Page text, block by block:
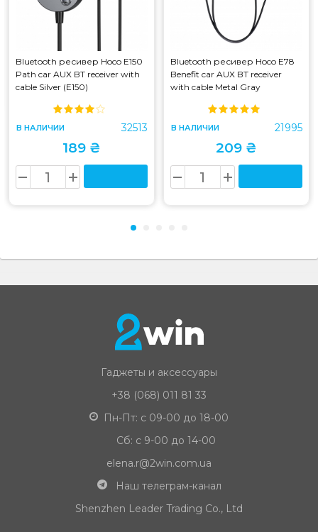
Bluetooth ресивер Hoco E150
Path car AUX BT receiver with
cable Silver (E150)
В НАЛИЧИИ 32513
189 ₴
Bluetooth ресивер Hoco E78
Benefit car AUX BT receiver
with cable Metal Gray
В НАЛИЧИИ 21995
209 ₴
Гаджеты и аксессуары
+38 (068) 011 81 33
Пн-Пт: с 09-00 до 18-00
Сб: с 9-00 до 14-00
elena.r@2win.com.ua
Наш телеграм-канал
Shenzhen Leader Trading Co., Ltd